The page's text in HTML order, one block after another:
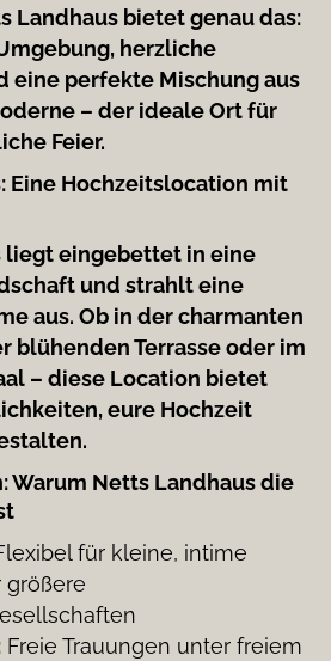
Landhaus bietet genau das:
herzliche
eine perfekte Mischung aus
– der ideale Ort für
Feier.
Eine Hochzeitslocation mit
liegt eingebettet in eine
und strahlt eine
aus. Ob in der charmanten
blühenden Terrasse oder im
– diese Location bietet
eure Hochzeit
Warum Netts Landhaus die
für kleine, intime
größere
Freie Trauungen unter freiem